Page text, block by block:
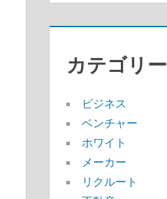
カテゴリー
ビジネス
ベンチャー
ホワイト
メーカー
リクルート